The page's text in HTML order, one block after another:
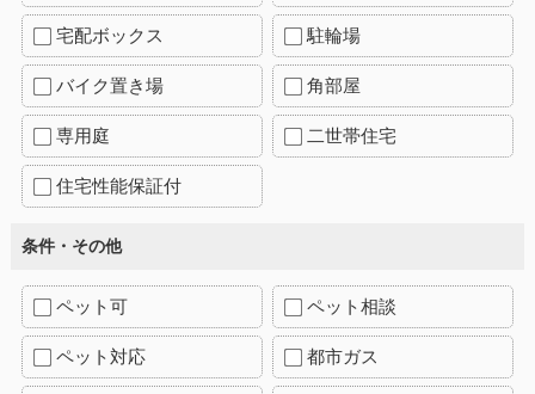
宅配ボックス 駐輪場
バイク置き場 角部屋
専用庭 二世帯住宅
住宅性能保証付
条件・その他
ペット可 ペット相談
ペット対応 都市ガス